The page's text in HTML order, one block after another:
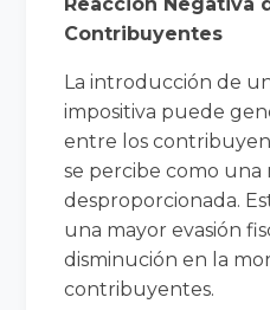
Contribuyentes
La introducción de
impositiva puede
entre los
se percibe como una
desproporcionada.
una mayor evasión
disminución en la
contribuyentes.